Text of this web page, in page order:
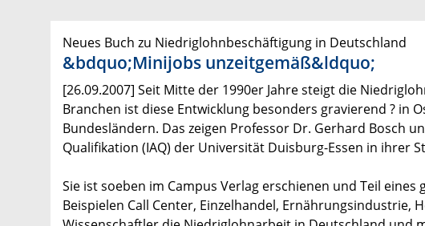
Neues Buch zu Niedriglohnbeschäftigung in Deutschland
&bdquo;Minijobs unzeitgemäß&ldquo;
[26.09.2007] Seit Mitte der 1990er Jahre steigt die
Branchen ist diese Entwicklung besonders gravierend ? in
Bundesländern. Das zeigen Professor Dr. Gerhard Bosch
Qualifikation (IAQ) der Universität Duisburg-Essen in ihrer
Sie ist soeben im Campus Verlag erschienen und Teil
Beispielen Call Center, Einzelhandel, Ernährungsindustrie,